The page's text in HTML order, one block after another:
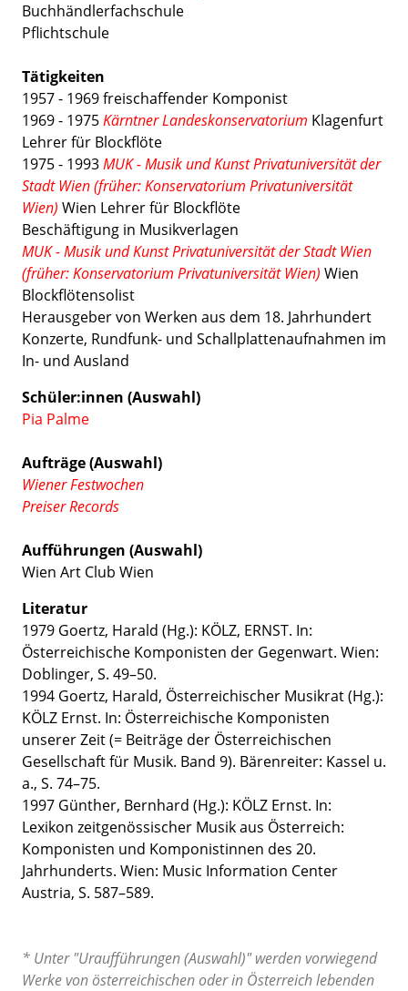
Buchhändlerfachschule
Pflichtschule
Tätigkeiten
1957 - 1969 freischaffender Komponist
1969 - 1975Kärntner Landeskonservatorium Klagenfurt
Lehrer für Blockflöte
1975 - 1993MUK - Musik und Kunst Privatuniversität der
Stadt Wien (früher: Konservatorium Privatuniversität
Wien) Wien Lehrer für Blockflöte
Beschäftigung in Musikverlagen
MUK - Musik und Kunst Privatuniversität der Stadt Wien
(früher: Konservatorium Privatuniversität Wien) Wien
Blockflötensolist
Herausgeber von Werken aus dem 18. Jahrhundert
Konzerte, Rundfunk- und Schallplattenaufnahmen im
In- und Ausland
Schüler:innen (Auswahl)
Pia Palme
Aufträge (Auswahl)
Wiener Festwochen
Preiser Records
Aufführungen (Auswahl)
Wien Art Club Wien
Literatur
1979 Goertz, Harald (Hg.): KÖLZ, ERNST. In:
Österreichische Komponisten der Gegenwart. Wien:
Doblinger, S. 49–50.
1994 Goertz, Harald, Österreichischer Musikrat (Hg.):
KÖLZ Ernst. In: Österreichische Komponisten
unserer Zeit (= Beiträge der Österreichischen
Gesellschaft für Musik. Band 9). Bärenreiter: Kassel u.
a., S. 74–75.
1997 Günther, Bernhard (Hg.): KÖLZ Ernst. In:
Lexikon zeitgenössischer Musik aus Österreich:
Komponisten und Komponistinnen des 20.
Jahrhunderts. Wien: Music Information Center
Austria, S. 587–589.
* Unter "Uraufführungen (Auswahl)" werden vorwiegend
Werke von österreichischen oder in Österreich lebenden